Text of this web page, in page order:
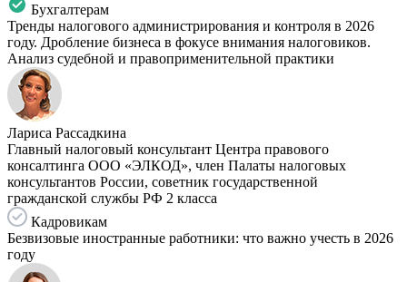
Бухгалтерам
Тренды налогового администрирования и контроля в 2026
году. Дробление бизнеса в фокусе внимания налоговиков.
Анализ судебной и правоприменительной практики
Лариса Рассадкина
Главный налоговый консультант Центра правового
консалтинга ООО «ЭЛКОД», член Палаты налоговых
консультантов России, советник государственной
гражданской службы РФ 2 класса
Кадровикам
Безвизовые иностранные работники: что важно учесть в 2026
году